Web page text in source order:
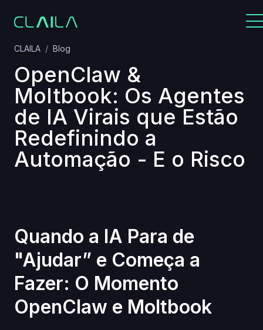
CLAILA Blog
OpenClaw &
Moltbook: Os Agentes
de IA Virais que Estão
Redefinindo a
Automação - E o Risco
Quando a IA Para de
"Ajudar” e Começa a
Fazer: O Momento
OpenClaw e Moltbook